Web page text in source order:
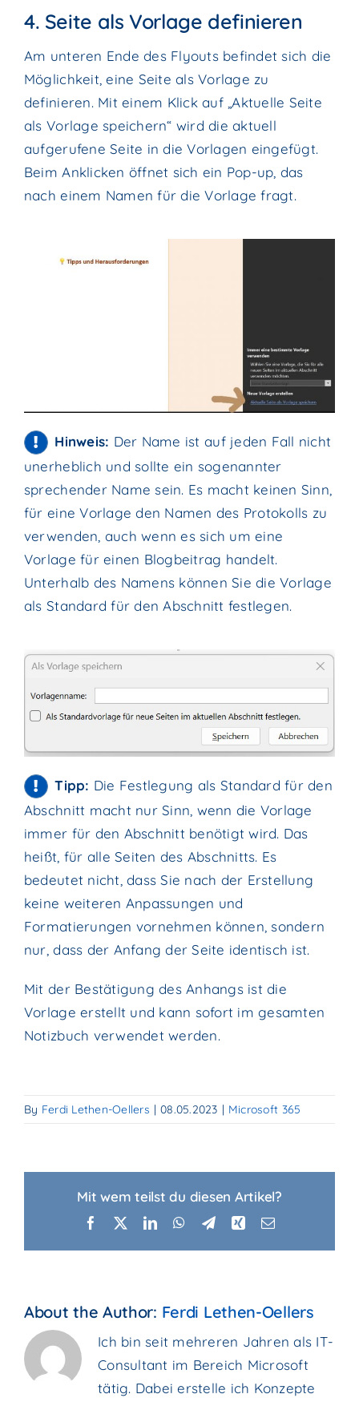
4. Seite als Vorlage definieren
Am unteren Ende des Flyouts befindet sich die
Möglichkeit, eine Seite als Vorlage zu
definieren. Mit einem Klick auf „Aktuelle Seite
als Vorlage speichern“ wird die aktuell
aufgerufene Seite in die Vorlagen eingefügt.
Beim Anklicken öffnet sich ein Pop-up, das
nach einem Namen für die Vorlage fragt.
Hinweis: Der Name ist auf jeden Fall nicht
unerheblich und sollte ein sogenannter
sprechender Name sein. Es macht keinen Sinn,
für eine Vorlage den Namen des Protokolls zu
verwenden, auch wenn es sich um eine
Vorlage für einen Blogbeitrag handelt.
Unterhalb des Namens können Sie die Vorlage
als Standard für den Abschnitt festlegen.
Tipp: Die Festlegung als Standard für den
Abschnitt macht nur Sinn, wenn die Vorlage
immer für den Abschnitt benötigt wird. Das
heißt, für alle Seiten des Abschnitts. Es
bedeutet nicht, dass Sie nach der Erstellung
keine weiteren Anpassungen und
Formatierungen vornehmen können, sondern
nur, dass der Anfang der Seite identisch ist.
Mit der Bestätigung des Anhangs ist die
Vorlage erstellt und kann sofort im gesamten
Notizbuch verwendet werden.
By Ferdi Lethen-Oellers | 08.05.2023 | Microsoft 365
Mit wem teilst du diesen Artikel?
Facebook LinkedInWhatsApp
Telegram
XingEmail
About the Author: Ferdi Lethen-Oellers
Ich bin seit mehreren Jahren als IT-
Consultant im Bereich Microsoft
tätig. Dabei erstelle ich Konzepte